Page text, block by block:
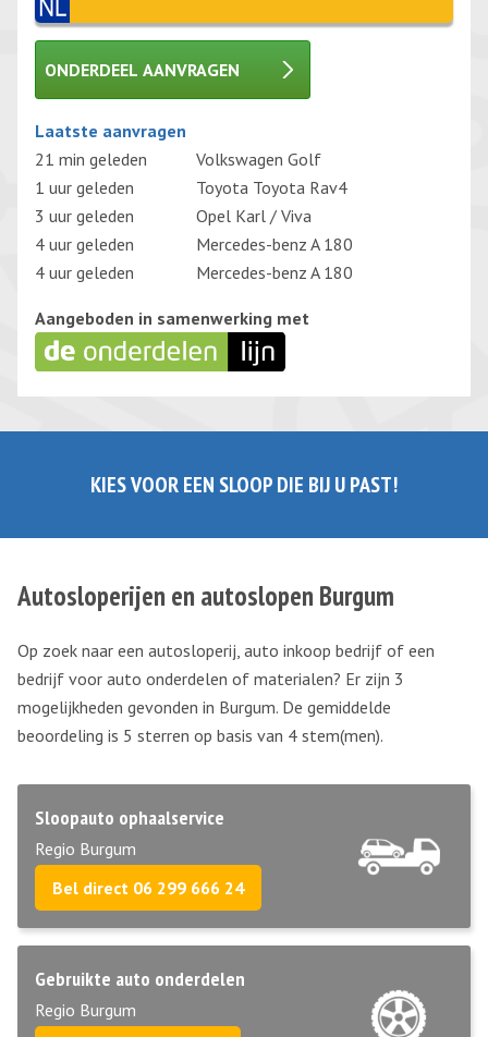
ONDERDEEL AANVRAGEN
Gelieve dit veld leeg te laten.
Laatste aanvragen
21 min geleden
Volkswagen Golf
1 uur geleden
Toyota Toyota Rav4
3 uur geleden
Opel Karl / Viva
4 uur geleden
Mercedes-benz A 180
4 uur geleden
Mercedes-benz A 180
Aangeboden in samenwerking met
KIES VOOR EEN SLOOP DIE BIJ U PAST!
Autosloperijen en autoslopen Burgum
Op zoek naar een autosloperij, auto inkoop bedrijf of een
bedrijf voor auto onderdelen of materialen? Er zijn 3
mogelijkheden gevonden in Burgum. De gemiddelde
beoordeling is 5 sterren op basis van 4 stem(men).
Sloopauto ophaalservice
Regio Burgum
Bel direct 06 299 666 24
Gebruikte auto onderdelen
Regio Burgum